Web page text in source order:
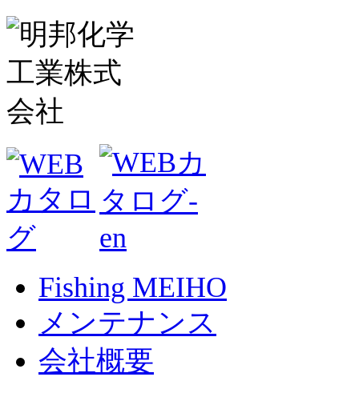
Fishing MEIHO
メンテナンス
会社概要